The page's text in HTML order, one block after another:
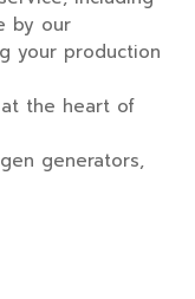
by our
your production
at the heart of
generators,